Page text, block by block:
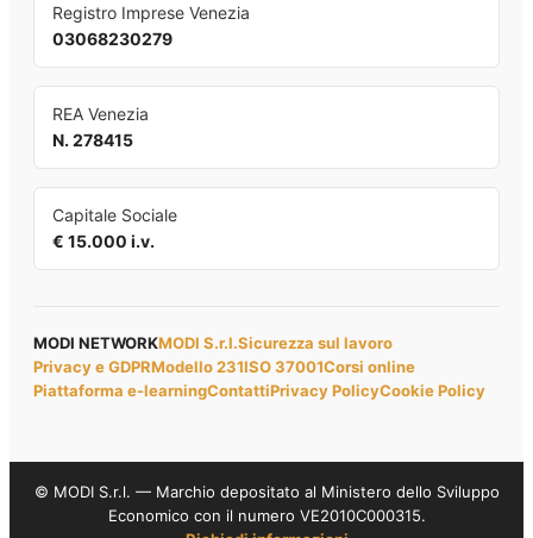
Registro Imprese Venezia
03068230279
REA Venezia
N. 278415
Capitale Sociale
€ 15.000 i.v.
MODI NETWORKMODI S.r.l.Sicurezza sul lavoro
Privacy e GDPRModello 231ISO 37001Corsi online
Piattaforma e-learningContattiPrivacy PolicyCookie Policy
© MODI S.r.l. — Marchio depositato al Ministero dello Sviluppo
Economico con il numero VE2010C000315.